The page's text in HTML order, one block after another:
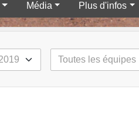
Média Plus d'infos